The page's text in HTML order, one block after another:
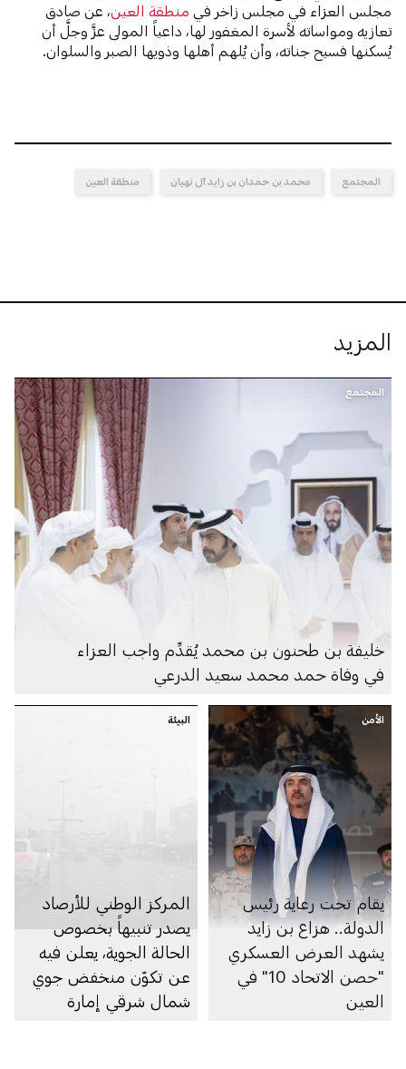
مجلس العزاء في مجلس زاخر في منطقة العين، عن صادق
تعازيه ومواساته لأسرة المغفور لها، داعياً المولى عزَّ وجلَّ أن
يُسكنها فسيح جناته، وأن يُلهم أهلها وذويها الصبر والسلوان.
المجتمع محمد بن حمدان بن زايد آل نهيان منطقة العين
المزيد
المجتمع
خليفة بن طحنون بن محمد يُقدِّم واجب العزاء
في وفاة حمد محمد سعيد الدرعي
الأمن
يقام تحت رعاية رئيس
الدولة.. هزاع بن زايد
يشهد العرض العسكري
"حصن الاتحاد 10" في
العين
البيئة
المركز الوطني للأرصاد
يصدر تنبيهاً بخصوص
الحالة الجوية، يعلن فيه
عن تكوّن منخفض جوي
شمال شرقي إمارة